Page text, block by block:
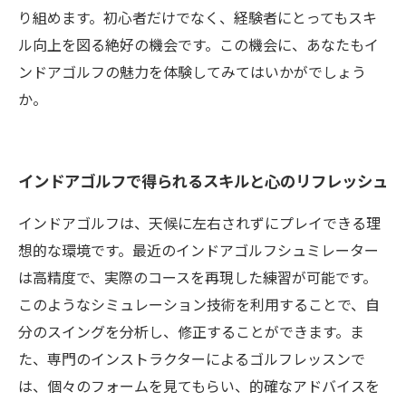
り組めます。初心者だけでなく、経験者にとってもスキ
ル向上を図る絶好の機会です。この機会に、あなたもイ
ンドアゴルフの魅力を体験してみてはいかがでしょう
か。
インドアゴルフで得られるスキルと心のリフレッシュ
インドアゴルフは、天候に左右されずにプレイできる理
想的な環境です。最近のインドアゴルフシュミレーター
は高精度で、実際のコースを再現した練習が可能です。
このようなシミュレーション技術を利用することで、自
分のスイングを分析し、修正することができます。ま
た、専門のインストラクターによるゴルフレッスンで
は、個々のフォームを見てもらい、的確なアドバイスを